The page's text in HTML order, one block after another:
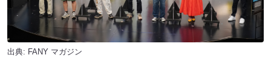
出典: FANY マガジン